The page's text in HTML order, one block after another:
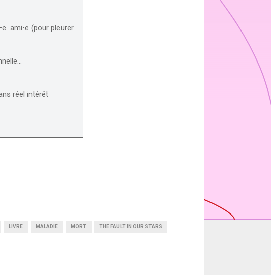
ami•e (pour pleurer
réel intérêt
LIVRE MALADIE MORT THE FAULT IN OUR STARS